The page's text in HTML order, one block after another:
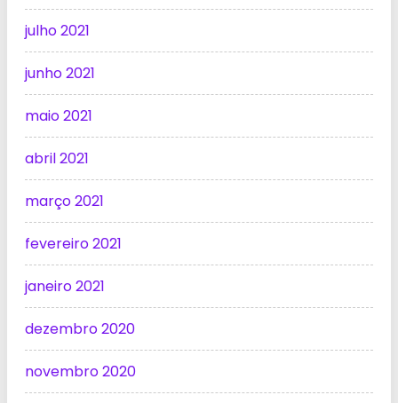
julho 2021
junho 2021
maio 2021
abril 2021
março 2021
fevereiro 2021
janeiro 2021
dezembro 2020
novembro 2020